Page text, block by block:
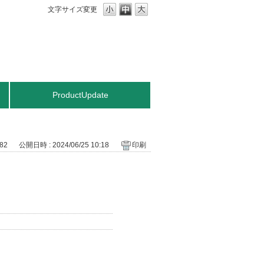
文字サイズ変更
ProductUpdate
公開日時 : 2024/06/25 10:18 印刷